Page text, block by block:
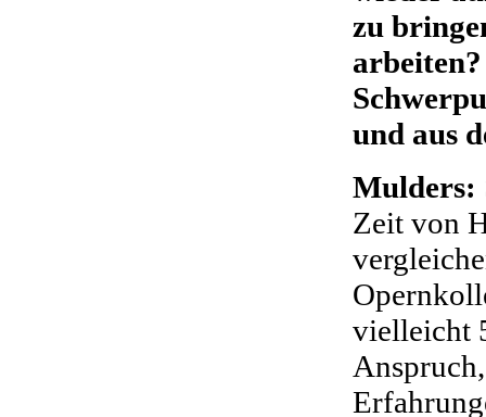
zu
und aus
Mulders:
Zeit von
vielleicht